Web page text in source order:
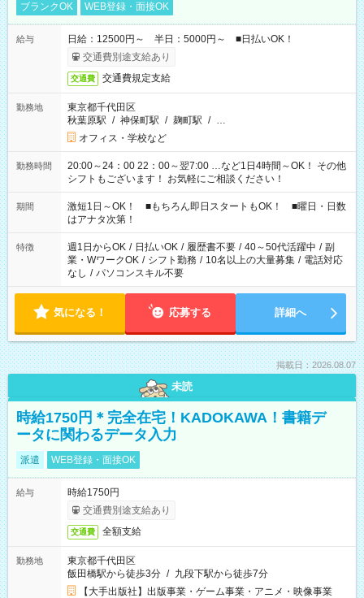
ブランクOK
WEB登録・面接OK
給与
日給：12500円～ 半日：5000円～ ■日払いOK！
交通費別途支給あり
交通費 交通費規定支給
勤務地
東京都千代田区
秋葉原駅 / 神保町駅 / 麹町駅 / …
オフィス・学校など
勤務時間
20:00～24：00 22：00～翌7:00 …など1日4時間～OK！ その他
シフトもございます！ お気軽にご相談ください！
期間
激短1日～OK！ ■もちろん即日スタートもOK！ ■曜日・日数
はアナタ次第！
特徴 週1日からOK / 日払いOK / 履歴書不要 / 40～50代活躍中 / 副
業・WワークOK / シフト勤務 / 10名以上の大量募集 / 電話対応
なし / パソコンスキル不要
気になる！ 応募する 詳細へ
掲載日：2026.08.07
未読
時給1750円＊完全在宅！KADOKAWA！書籍デ
ータに関わるデータ入力
派遣 WEB登録・面接OK
給与
時給1750円
交通費別途支給あり
交通費 全額支給
勤務地
東京都千代田区
飯田橋駅から徒歩3分 / 九段下駅から徒歩7分
【大手出版社】出版事業・ゲーム事業・アニメ・映像事業